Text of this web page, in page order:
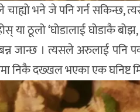
चाह्यो भने जे पनि गर्न
या ठूलो ‘घोडालाई घोडाकै
जान्छ । त्यसले अरुलाई पनि
निकै दख्खल भएका एक घनिष्ट